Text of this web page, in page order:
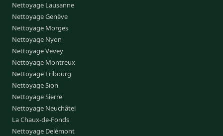
Nettoyage Lausanne
Nettoyage Genève
Nettoyage Morges
Nettoyage Nyon
Nettoyage Vevey
Nettoyage Montreux
Nettoyage Fribourg
Nettoyage Sion
Nettoyage Sierre
Nettoyage Neuchâtel
La Chaux-de-Fonds
Nettoyage Delémont